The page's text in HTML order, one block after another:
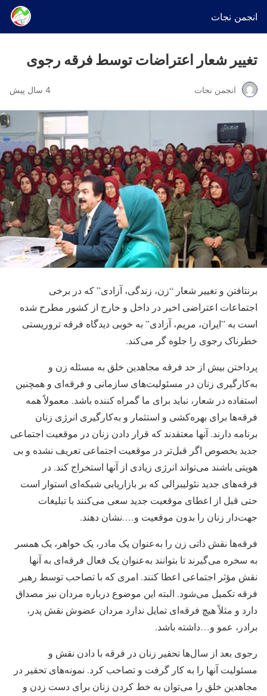
انجمن نجات
تغییر شعار اعتراضات توسط فرقه رجوی
انجمن نجات 4 سال پیش
برنتافتن و تغییر شعار “زن، زندگی، آزادی” که در برخی
اجتماعات اعتراضی اخیر در داخل و خارج از کشور مطرح شده
است به ”ایران، مریم، آزادی” به ‌خوبی دیدگاه فرقه تروریستی
خطرناک رجوی را جلوه ‌گر می‌کند.
پرداختن بیش از حد فرقه مجاهدین خلق به مسئله زن و
به‌کارگیری زنان در مسئولیت‌های سازمانی و فرقه‌ای و همچنین
استفاده در شعار، نباید برای ما گمراه‌ کننده باشد. معمولاً همه
فرقه‌ها برای بهره‌کشی و استثمار و به‌کارگیری انرژی زنان
برنامه دارند. آنها معتقدند که قرار دادن زنان در موقعیت اجتماعی
جدید بخصوص اگر قبل‌تر در موقعیت اجتماعی تعریف نشده و بی
هویتی باشند می‌تواند انرژی زیادی از آنها استخراج کند. در
فرقه‌های جدید نئولیبرالی که بر بازاریابی شبکه‌ای استوار است
حتی قبل از اعطای موقعیت جدید سعی می‌کنند با تبلیغات
جهت‌دار زنان را بدون موقعیت و….نشان دهند.
فرقه‌ها نقش ذاتی زن را به‌عنوان یک مادر، یک خواهر، یک همسر
به سخره می‌گیرند تا بتوانند به‌عنوان یک فعال فرقه‌ای به آنها
نقش مؤثر اجتماعی اعطا کنند. امری که با تصاحب توسط رهبر
فرقه تکمیل می‌شود. البته این موضوع درباره مردان نیز مصداق
دارد و مثلاً هیچ فرقه‌ای تمایل ندارد مردان عضوش نقش پدر،
برادر، عمو و…داشته باشد.
رجوی بعد از سال‌ها تحقیر زنان در فرقه با دادن نقش و
مسئولیت آنها را به کار گرفت و تصاحب کرد. نمونه‌های تحقیر در
مجاهدین خلق را می‌توان به‌ خط ‌کردن زنان برای دست زدن و